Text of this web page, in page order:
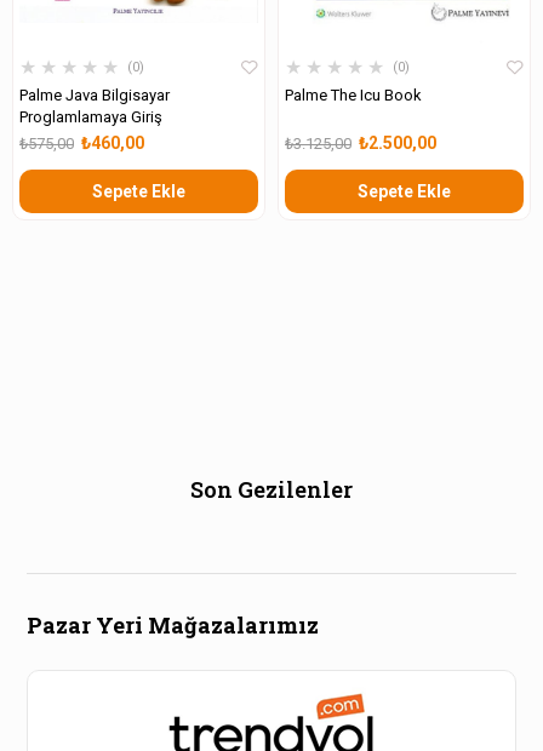
★ ★ ★ ★ ★ 0
Palme Java Bilgisayar
Proglamlamaya Giriş
₺460,00
₺575,00
Sepete Ekle
★ ★ ★ ★ ★ 0
Palme The Icu Book
₺2.500,00
₺3.125,00
Sepete Ekle
Son Gezilenler
Pazar Yeri Mağazalarımız